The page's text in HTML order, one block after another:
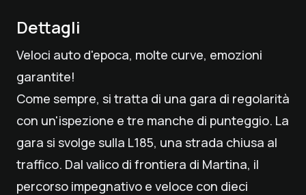
Dettagli
Veloci auto d'epoca, molte curve, emozioni
garantite!
Come sempre, si tratta di una gara di regolarità
con un'ispezione e tre manche di punteggio. La
gara si svolge sulla L185, una strada chiusa al
traffico. Dal valico di frontiera di Martina, il
percorso impegnativo e veloce con dieci